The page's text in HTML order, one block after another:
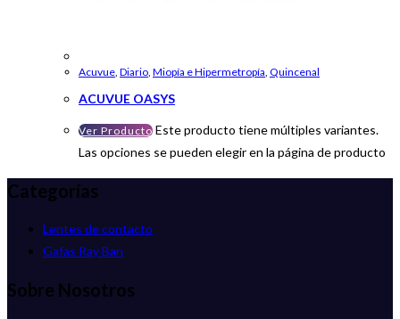
Acuvue Diario Miopía e Hipermetropía Quincenal
ACUVUE OASYS
Ver Producto Este producto tiene múltiples variantes.
Las opciones se pueden elegir en la página de producto
Categorías
Lentes de contacto
Gafas Ray Ban
Sobre Nosotros